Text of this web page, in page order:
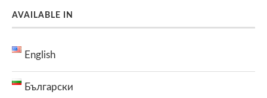
AVAILABLE IN
English
Български